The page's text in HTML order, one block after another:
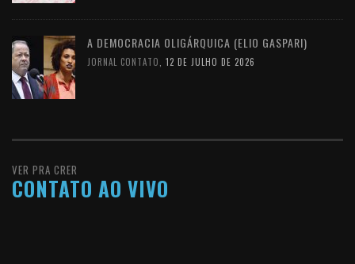
A DEMOCRACIA OLIGÁRQUICA (ELIO GASPARI)
JORNAL CONTATO 12 DE JULHO DE 2026
VER PRA CRER
CONTATO AO VIVO